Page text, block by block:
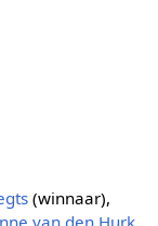
(winnaar),